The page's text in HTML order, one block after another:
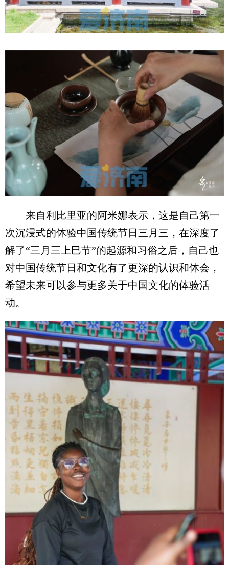
来自利比里亚的阿米娜表示，这是自己第一
次沉浸式的体验中国传统节日三月三，在深度了
解了“三月三上巳节”的起源和习俗之后，自己也
对中国传统节日和文化有了更深的认识和体会，
希望未来可以参与更多关于中国文化的体验活
动。